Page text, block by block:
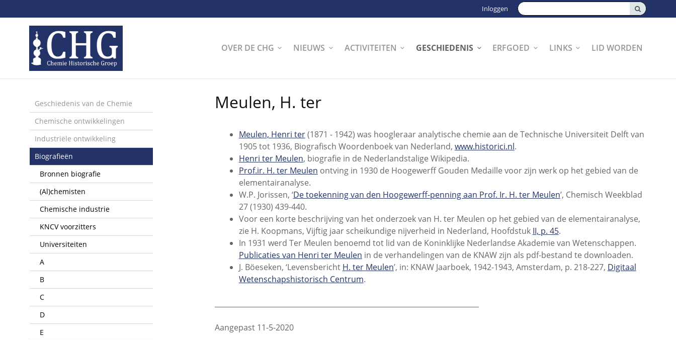
links
Spring
naar
de
inhoud
naar
het
menu
Zoeken:
Inloggen
OVER DE CHG NIEUWS ACTIVITEITEN GESCHIEDENIS ERFGOED LINKS LID WORDEN
Meulen, H. ter
Meulen, Henri ter(1871 - 1942) was hoogleraar analytische chemie aan de Technische Universiteit Delft van
1905 tot 1936, Biografisch Woordenboek van Nederland, www.historici.nl.
Henri ter Meulen, biografie in de Nederlandstalige Wikipedia.
Prof.ir. H. ter Meulen ontving in 1930 de Hoogewerff Gouden Medaille voor zijn werk op het gebied van de
elementairanalyse.
W.P. Jorissen, ‘De toekenning van den Hoogewerff-penning aan Prof. Ir. H. ter Meulen’, Chemisch Weekblad
27 (1930) 439-440.
Voor een korte beschrijving van het onderzoek van H. ter Meulen op het gebied van de elementairanalyse,
zie H. Koopmans, Vijftig jaar scheikundige nijverheid in Nederland, Hoofdstuk II, p. 45.
In 1931 werd Ter Meulen benoemd tot lid van de Koninklijke Nederlandse Akademie van Wetenschappen.
Publicaties van Henri ter Meulen in de verhandelingen van de KNAW zijn als pdf-bestand te downloaden.
J. Böeseken, ‘Levensbericht H. ter Meulen’, in: KNAW Jaarboek, 1942-1943, Amsterdam, p. 218-227, Digitaal
Wetenschapshistorisch Centrum.
Aangepast 11-5-2020
Geschiedenis van de Chemie
Chemische ontwikkelingen
Industriële ontwikkeling
Biografieën
Bronnen biografie
(Al)chemisten
Chemische industrie
KNCV voorzitters
Universiteiten
A
B
C
D
E